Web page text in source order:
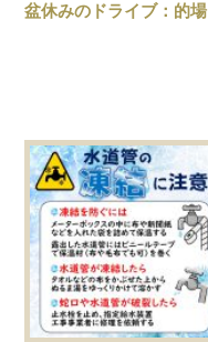
盆休みのドライブ：的場